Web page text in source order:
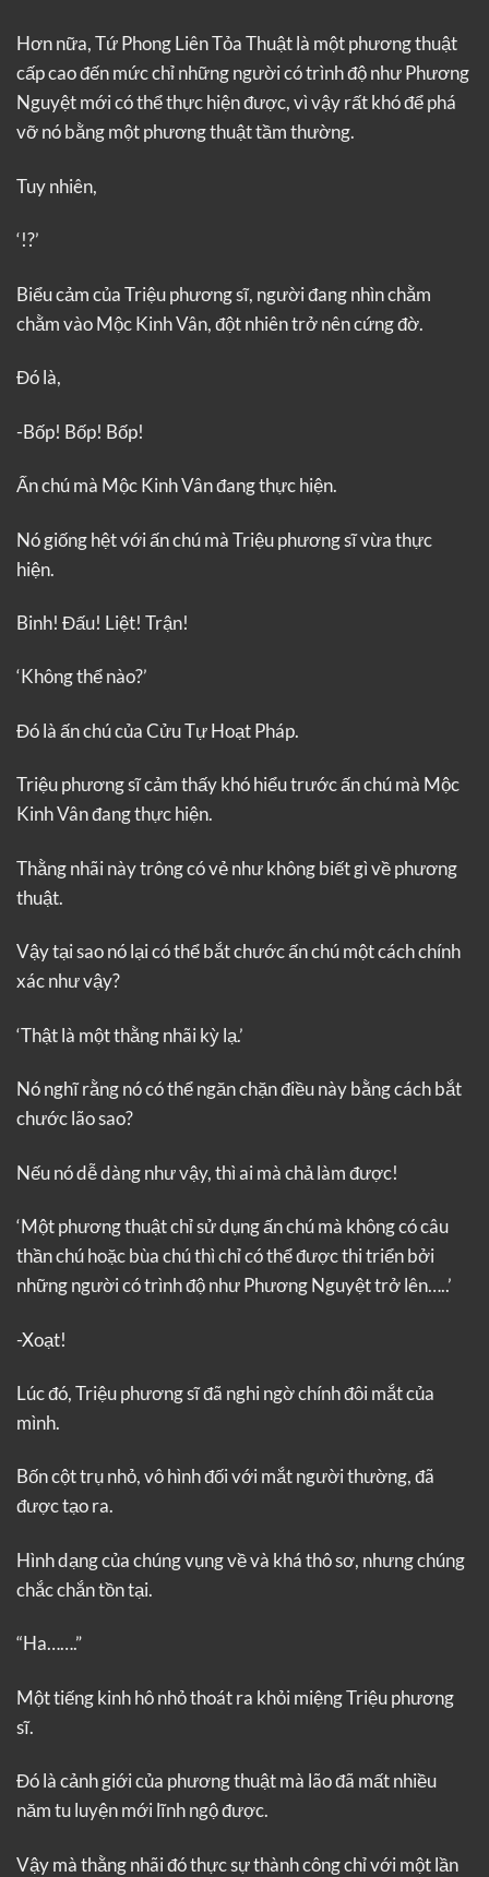
Hơn nữa, Tứ Phong Liên Tỏa Thuật là một phương thuật
cấp cao đến mức chỉ những người có trình độ như Phương
Nguyệt mới có thể thực hiện được, vì vậy rất khó để phá
vỡ nó bằng một phương thuật tầm thường.
Tuy nhiên,
‘!?’
Biểu cảm của Triệu phương sĩ, người đang nhìn chằm
chằm vào Mộc Kinh Vân, đột nhiên trở nên cứng đờ.
Đó là,
-Bốp! Bốp! Bốp!
Ấn chú mà Mộc Kinh Vân đang thực hiện.
Nó giống hệt với ấn chú mà Triệu phương sĩ vừa thực
hiện.
Binh! Đấu! Liệt! Trận!
‘Không thể nào?’
Đó là ấn chú của Cửu Tự Hoạt Pháp.
Triệu phương sĩ cảm thấy khó hiểu trước ấn chú mà Mộc
Kinh Vân đang thực hiện.
Thằng nhãi này trông có vẻ như không biết gì về phương
thuật.
Vậy tại sao nó lại có thể bắt chước ấn chú một cách chính
xác như vậy?
‘Thật là một thằng nhãi kỳ lạ.’
Nó nghĩ rằng nó có thể ngăn chặn điều này bằng cách bắt
chước lão sao?
Nếu nó dễ dàng như vậy, thì ai mà chả làm được!
‘Một phương thuật chỉ sử dụng ấn chú mà không có câu
thần chú hoặc bùa chú thì chỉ có thể được thi triển bởi
những người có trình độ như Phương Nguyệt trở lên…..’
-Xoạt!
Lúc đó, Triệu phương sĩ đã nghi ngờ chính đôi mắt của
mình.
Bốn cột trụ nhỏ, vô hình đối với mắt người thường, đã
được tạo ra.
Hình dạng của chúng vụng về và khá thô sơ, nhưng chúng
chắc chắn tồn tại.
“Ha…….”
Một tiếng kinh hô nhỏ thoát ra khỏi miệng Triệu phương
sĩ.
Đó là cảnh giới của phương thuật mà lão đã mất nhiều
năm tu luyện mới lĩnh ngộ được.
Vậy mà thằng nhãi đó thực sự thành công chỉ với một lần